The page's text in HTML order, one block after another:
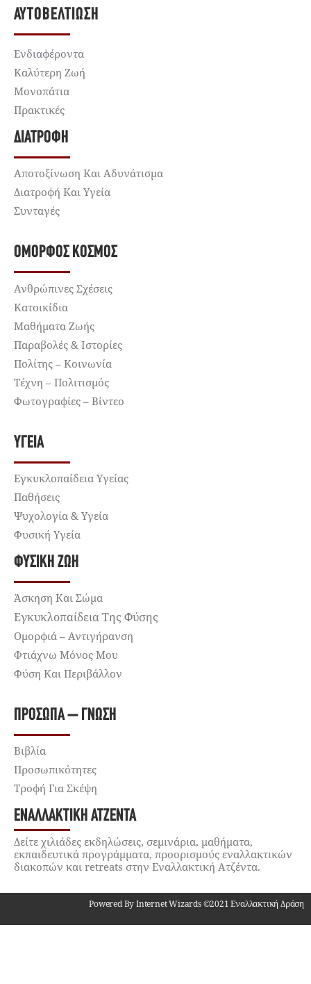
ΑΥΤΟΒΕΛΤΊΩΣΗ
Ενδιαφέροντα
Καλύτερη Ζωή
Μονοπάτια
Πρακτικές
ΔΙΑΤΡΟΦΉ
Αποτοξίνωση Και Αδυνάτισμα
Διατροφή Και Υγεία
Συνταγές
ΌΜΟΡΦΟΣ ΚΌΣΜΟΣ
Ανθρώπινες Σχέσεις
Κατοικίδια
Μαθήματα Ζωής
Παραβολές & Ιστορίες
Πολίτης – Κοινωνία
Τέχνη – Πολιτισμός
Φωτογραφίες – Βίντεο
ΥΓΕΊΑ
Εγκυκλοπαίδεια Υγείας
Παθήσεις
Ψυχολογία & Υγεία
Φυσική Υγεία
ΦΥΣΙΚΉ ΖΩΉ
Άσκηση Και Σώμα
Εγκυκλοπαίδεια Της Φύσης
Ομορφιά – Αντιγήρανση
Φτιάχνω Μόνος Μου
Φύση Και Περιβάλλον
ΠΡΌΣΩΠΑ – ΓΝΏΣΗ
Βιβλία
Προσωπικότητες
Τροφή Για Σκέψη
ΕΝΑΛΛΑΚΤΙΚΉ ΑΤΖΈΝΤΑ
Δείτε χιλιάδες εκδηλώσεις, σεμινάρια, μαθήματα,
εκπαιδευτικά προγράμματα, προορισμούς εναλλακτικών
διακοπών και retreats στην Εναλλακτική Ατζέντα.
Powered By Internet Wizards ©2021 Εναλλακτική Δράση